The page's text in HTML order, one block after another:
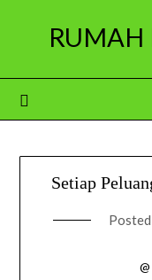
RUMAH
Setiap
@